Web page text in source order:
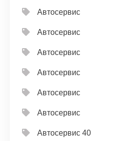
Автосервис
Автосервис
Автосервис
Автосервис
Автосервис
Автосервис
Автосервис 40